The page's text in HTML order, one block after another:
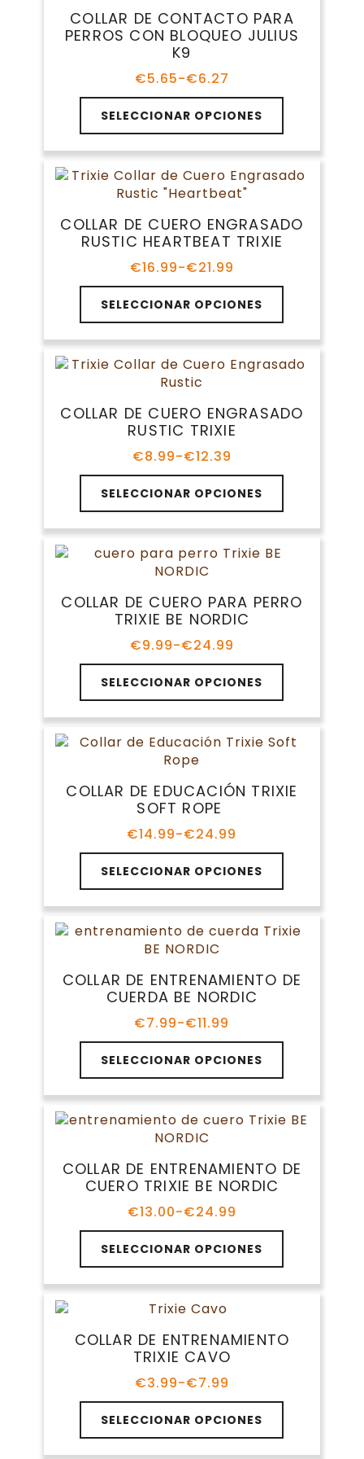
se
pueden
la
página
de
producto
COLLAR DE CONTACTO PARA
PERROS CON BLOQUEO JULIUS
K9
€5.65-€6.27
Rango
de
precios:
desde
€5.65
hasta
€6.27
SELECCIONAR OPCIONES
Este
producto
tiene
múltiples
variantes.
se
pueden
en
página
de
producto
COLLAR DE CUERO ENGRASADO
RUSTIC HEARTBEAT TRIXIE
€16.99-€21.99
Rango
de
precios:
desde
€16.99
hasta
€21.99
SELECCIONAR OPCIONES
Este
producto
tiene
múltiples
variantes.
se
pueden
en
página
de
COLLAR DE CUERO ENGRASADO
RUSTIC TRIXIE
€8.99-€12.39
Rango
de
precios:
desde
€8.99
hasta
€12.39
SELECCIONAR OPCIONES
Este
producto
tiene
múltiples
variantes.
se
pueden
en
página
de
producto
COLLAR DE CUERO PARA PERRO
TRIXIE BE NORDIC
€9.99-€24.99
Rango
de
precios:
desde
€9.99
hasta
€24.99
SELECCIONAR OPCIONES
Este
producto
tiene
múltiples
variantes.
se
en
página
de
producto
COLLAR DE EDUCACIÓN TRIXIE
SOFT ROPE
€14.99-€24.99
Rango
de
precios:
desde
€14.99
hasta
€24.99
SELECCIONAR OPCIONES
Este
producto
tiene
múltiples
variantes.
se
pueden
en
página
de
producto
COLLAR DE ENTRENAMIENTO DE
CUERDA BE NORDIC
€7.99-€11.99
Rango
de
precios:
desde
€7.99
hasta
€11.99
SELECCIONAR OPCIONES
Este
producto
tiene
múltiples
variantes.
se
pueden
en
página
de
COLLAR DE ENTRENAMIENTO DE
CUERO TRIXIE BE NORDIC
€13.00-€24.99
Rango
de
precios:
desde
€13.00
hasta
€24.99
SELECCIONAR OPCIONES
Este
producto
tiene
múltiples
opciones
elegir
la
página
COLLAR DE ENTRENAMIENTO
TRIXIE CAVO
€3.99-€7.99
Rango
de
precios:
desde
€3.99
SELECCIONAR OPCIONES
Este
producto
tiene